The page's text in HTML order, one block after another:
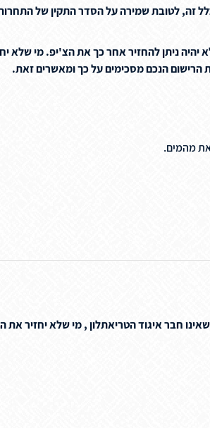
זה, לטובת שמירה על הסדר התקין של
ניתן להחזיר אחר כך את הצ'יפ. מי שלא
מהמים.
חבר איגוד הטריאתלון , מי שלא יחזיר את